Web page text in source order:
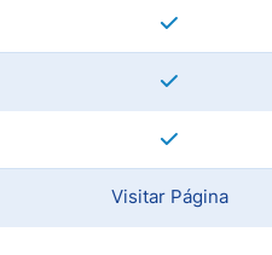
Visitar Página